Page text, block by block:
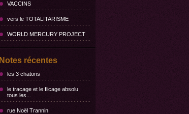
VACCINS
vers le TOTALITARISME
WORLD MERCURY PROJECT
Notes récentes
les 3 chatons
le tracage et le flicage absolu
tous les...
rue Noël Trannin